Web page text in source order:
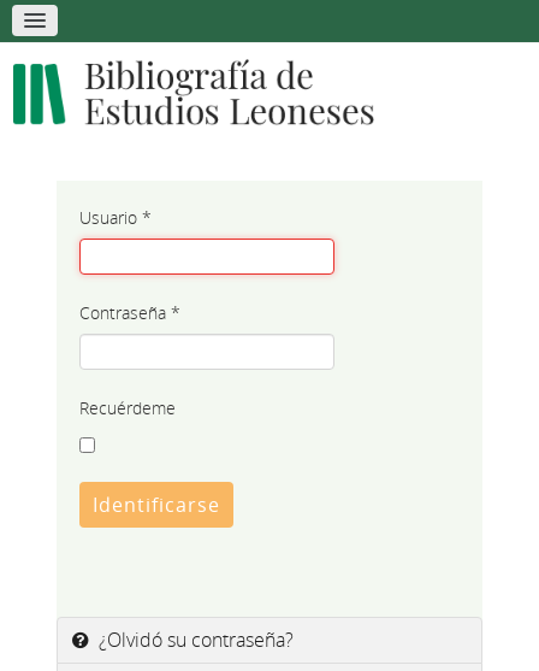
Usuario*
Contraseña*
Recuérdeme
Identificarse
¿Olvidó su contraseña?